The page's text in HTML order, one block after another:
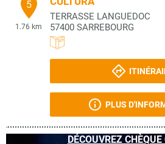
5
1.76 km
TERRASSE LANGUEDOC
57400 SARREBOURG
PLUS
DÉCOUVREZ CHÈQUE